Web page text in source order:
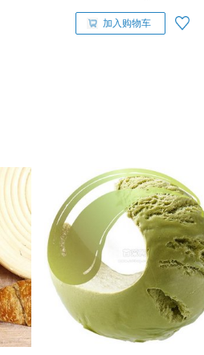
加入购物车